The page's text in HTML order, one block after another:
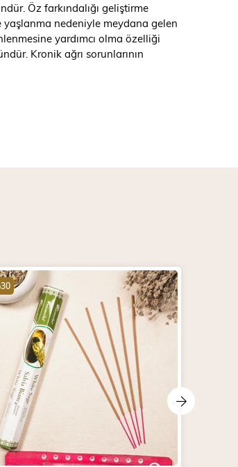
Öz farkındalığı geliştirme
yaşlanma nedeniyle meydana gelen
yardımcı olma özelliği
Kronik ağrı sorunlarının